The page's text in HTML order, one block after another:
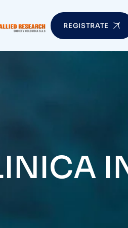
REGISTRATE